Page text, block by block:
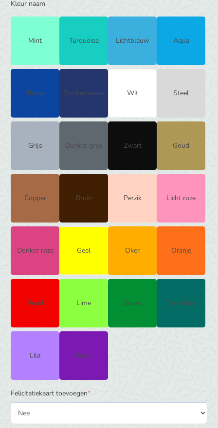
Kleur naam
Mint Turquoise Lichtblauw Aqua
Blauw Donkerblauw Wit Steel
Grijs Donker grijs Zwart Goud
Copper Bruin Perzik Licht roze
Donker roze Geel Oker Oranje
Rood Lime Groen Poseidon
Lila Paars
Felicitatiekaart toevoegen*(required)